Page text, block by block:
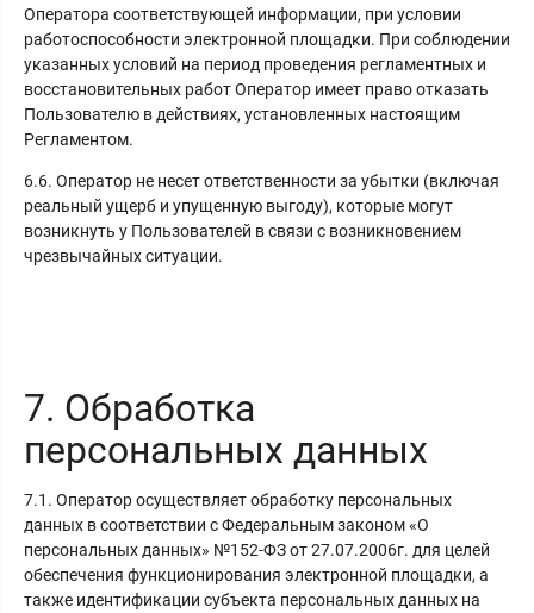
Оператора соответствующей информации, при условии
работоспособности электронной площадки. При соблюдении
указанных условий на период проведения регламентных и
восстановительных работ Оператор имеет право отказать
Пользователю в действиях, установленных настоящим
Регламентом.
6.6. Оператор не несет ответственности за убытки (включая
реальный ущерб и упущенную выгоду), которые могут
возникнуть у Пользователей в связи с возникновением
чрезвычайных ситуации.
7. Обработка
персональных данных
7.1. Оператор осуществляет обработку персональных
данных в соответствии с Федеральным законом «О
персональных данных» №152-ФЗ от 27.07.2006г. для целей
обеспечения функционирования электронной площадки, а
также идентификации субъекта персональных данных на